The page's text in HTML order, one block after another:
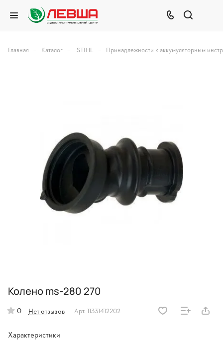
Главная – Каталог – STIHL – Принадлежности к аккумуляторным
Колено ms-280 270
0 Нет отзывов Арт. 11331412202
Характеристики